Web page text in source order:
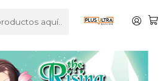
SHIELD HERO 15 - IVREA ESPANA